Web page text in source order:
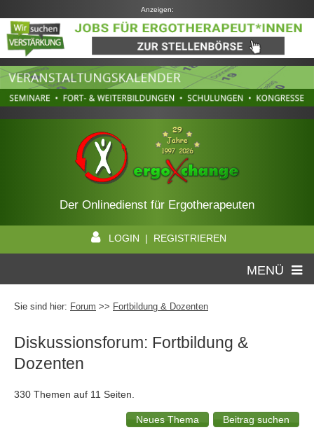
Anzeigen:
Der Onlinedienst für Ergotherapeuten
LOGIN | REGISTRIEREN
MENÜ
Sie sind hier: Forum >> Fortbildung & Dozenten
Diskussionsforum: Fortbildung &
Dozenten
330 Themen auf 11 Seiten.